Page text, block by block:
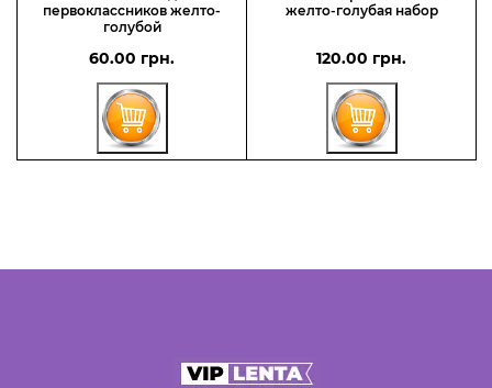
первоклассников желто-
голубой
60.00 грн.
желто-голубая набор
120.00 грн.